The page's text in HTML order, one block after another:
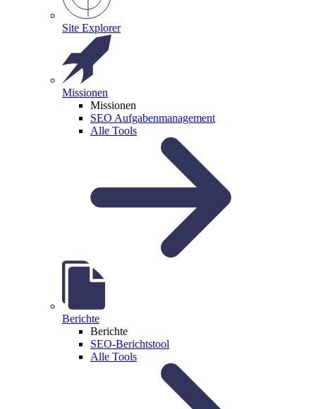
Site Explorer
Missionen
Missionen
SEO Aufgabenmanagement
Alle Tools
Berichte
Berichte
SEO-Berichtstool
Alle Tools